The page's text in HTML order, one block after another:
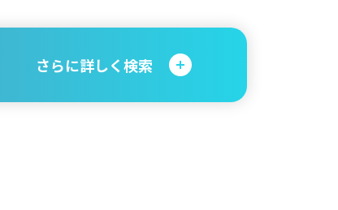
さらに詳しく検索